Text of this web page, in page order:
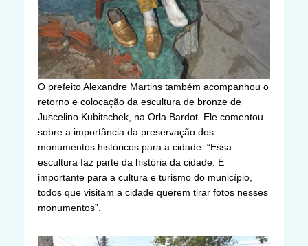
O prefeito Alexandre Martins também acompanhou o
retorno e colocação da escultura de bronze de
Juscelino Kubitschek, na Orla Bardot. Ele comentou
sobre a importância da preservação dos
monumentos históricos para a cidade: “Essa
escultura faz parte da história da cidade. É
importante para a cultura e turismo do município,
todos que visitam a cidade querem tirar fotos nesses
monumentos”.